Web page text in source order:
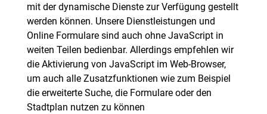
mit der dynamische Dienste zur Verfügung gestellt
werden können. Unsere Dienstleistungen und
Online Formulare sind auch ohne JavaScript in
weiten Teilen bedienbar. Allerdings empfehlen wir
die Aktivierung von JavaScript im Web-Browser,
um auch alle Zusatzfunktionen wie zum Beispiel
die erweiterte Suche, die Formulare oder den
Stadtplan nutzen zu können